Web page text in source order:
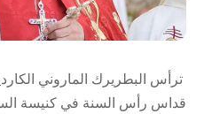
ترأس البطريرك الماروني
قداس رأس السنة في كنيسة